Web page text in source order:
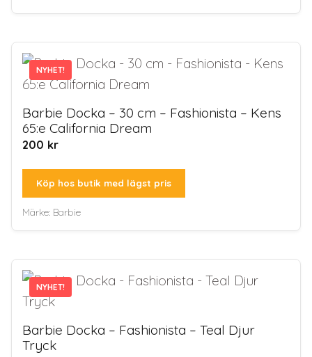
NYHET!
Barbie Docka – 30 cm – Fashionista – Kens
65:e California Dream
200 kr
Köp hos butik med lägst pris
Märke: Barbie
NYHET!
Barbie Docka – Fashionista – Teal Djur
Tryck